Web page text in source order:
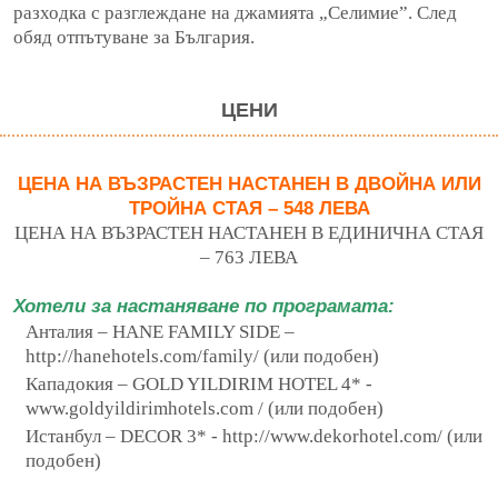
разходка с разглеждане на джамията „Селимие”. След
обяд отпътуване за България.
ЦЕНИ
ЦЕНА НА ВЪЗРАСТЕН НАСТАНЕН В ДВОЙНА ИЛИ
ТРОЙНА СТАЯ – 548 ЛЕВА
ЦЕНА НА ВЪЗРАСТЕН НАСТАНЕН В ЕДИНИЧНА СТАЯ
– 763 ЛЕВА
Хотели за настаняване по програмата:
Анталия – HANE FAMILY SIDE –
http://hanehotels.com/family/ (или подобен)
Кападокия – GOLD YILDIRIM HOTEL 4* -
www.goldyildirimhotels.com / (или подобен)
Истанбул – DECOR 3* - http://www.dekorhotel.com/ (или
подобен)